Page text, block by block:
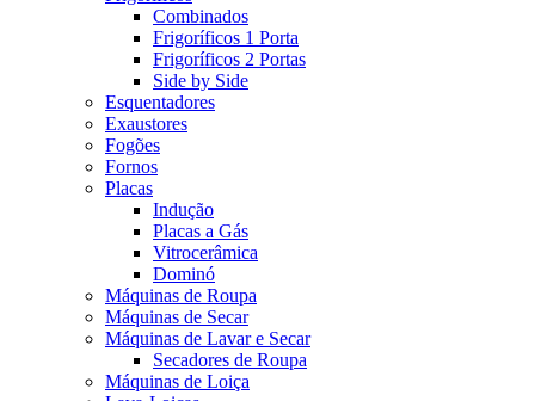
Combinados
Frigoríficos 1 Porta
Frigoríficos 2 Portas
Side by Side
Esquentadores
Exaustores
Fogões
Fornos
Placas
Indução
Placas a Gás
Vitrocerâmica
Dominó
Máquinas de Roupa
Máquinas de Secar
Máquinas de Lavar e Secar
Secadores de Roupa
Máquinas de Loiça